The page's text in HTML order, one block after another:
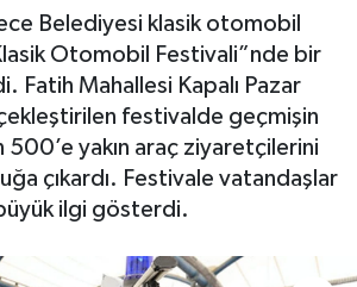
Belediyesi klasik otomobil
Otomobil Festivali”nde bir
Fatih Mahallesi Kapalı Pazar
festivalde geçmişin
500’e yakın araç ziyaretçilerini
çıkardı. Festivale vatandaşlar
ilgi gösterdi.